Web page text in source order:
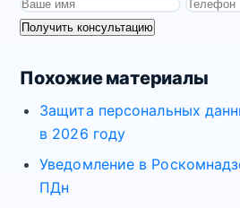
Получить консультацию
Похожие материалы
Защита персональных
в 2026 году
Уведомление в
ПДн